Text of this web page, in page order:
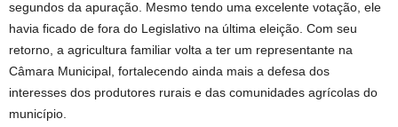
segundos da apuração. Mesmo tendo uma excelente votação, ele
havia ficado de fora do Legislativo na última eleição. Com seu
retorno, a agricultura familiar volta a ter um representante na
Câmara Municipal, fortalecendo ainda mais a defesa dos
interesses dos produtores rurais e das comunidades agrícolas do
município.